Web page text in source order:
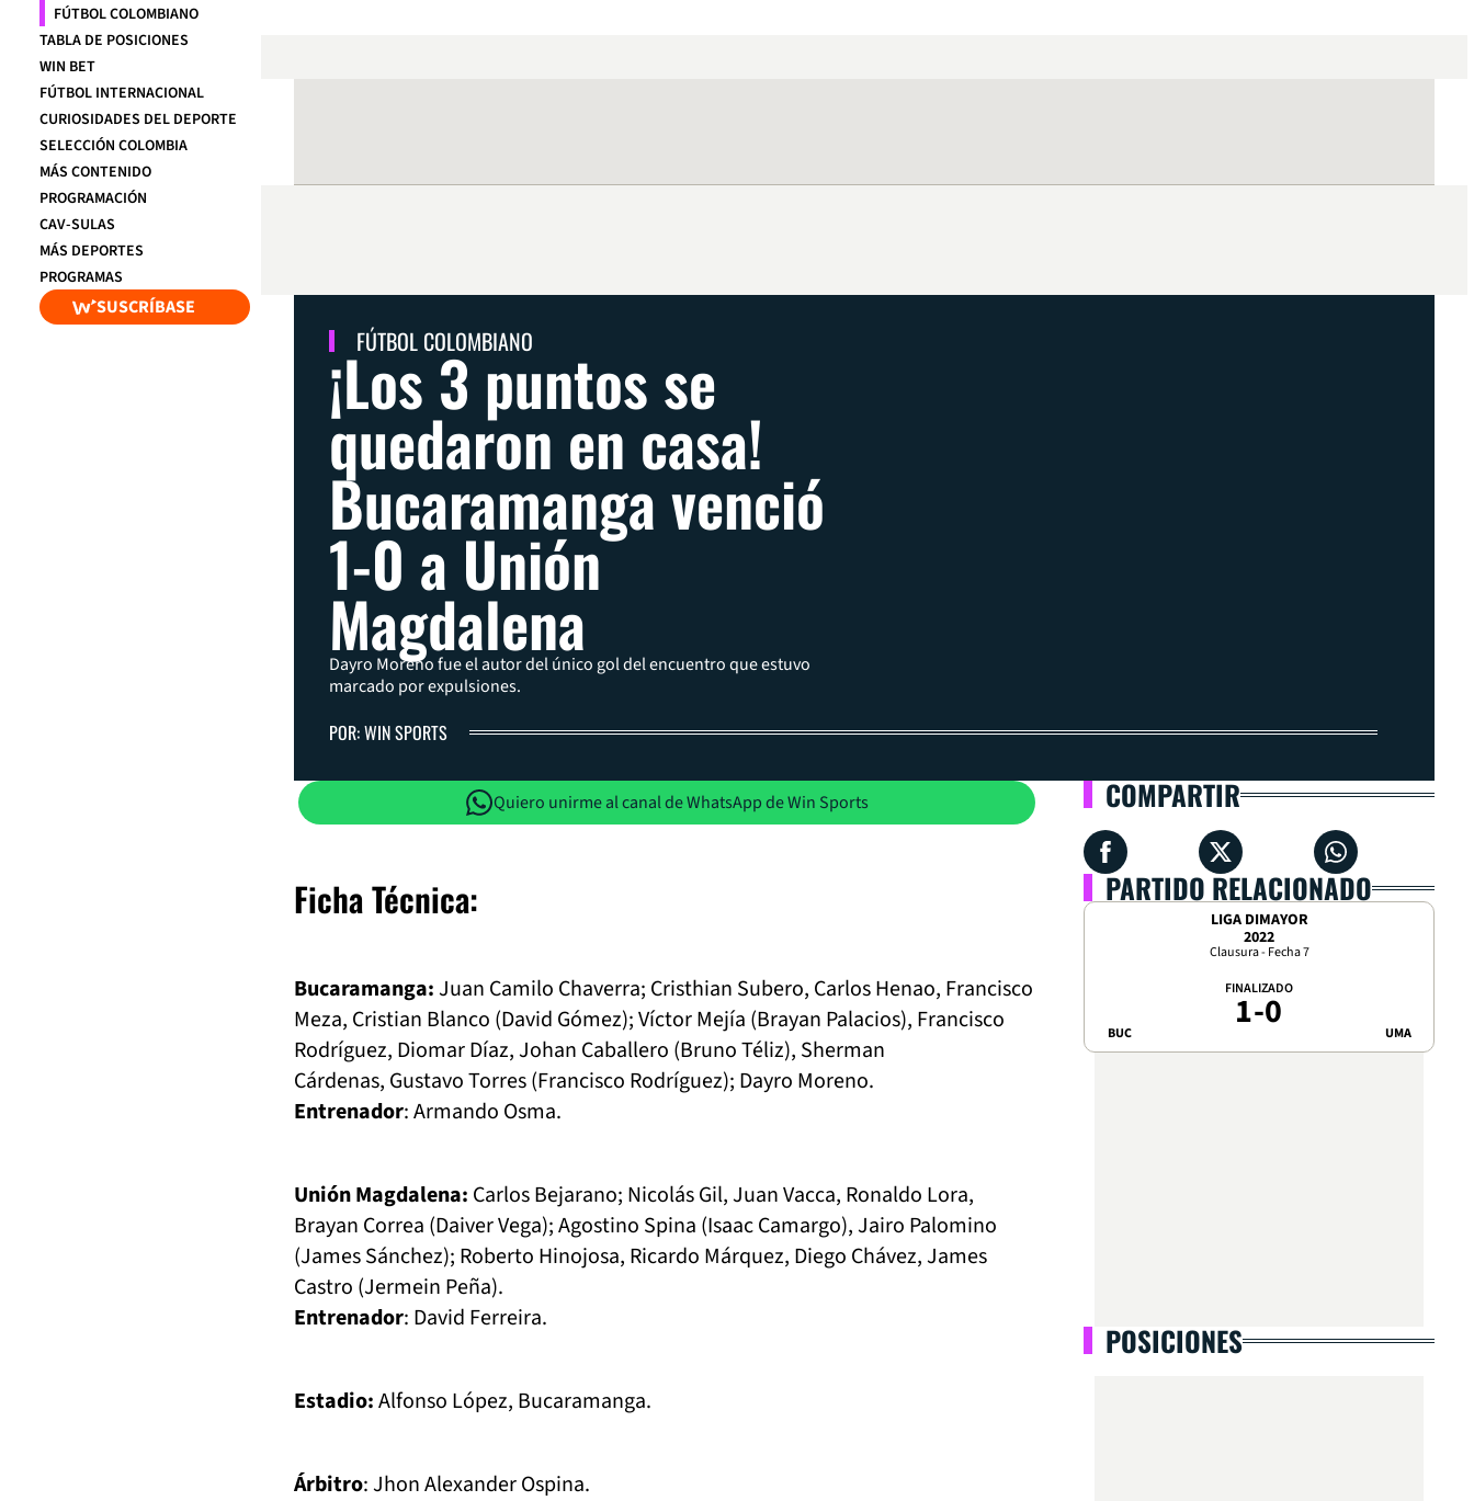
FÚTBOL COLOMBIANO
TABLA DE POSICIONES
WIN BET
FÚTBOL INTERNACIONAL
CURIOSIDADES DEL DEPORTE
SELECCIÓN COLOMBIA
MÁS CONTENIDO
PROGRAMACIÓN
CAV-SULAS
MÁS DEPORTES
PROGRAMAS
SUSCRÍBASE
FÚTBOL COLOMBIANO
¡Los 3 puntos se
quedaron en casa!
Bucaramanga venció
1-0 a Unión
Magdalena
Dayro Moreno fue el autor del único gol del encuentro que estuvo
marcado por expulsiones.
POR: WIN SPORTS
Quiero unirme al canal de WhatsApp de Win Sports
Ficha Técnica:
Bucaramanga:Juan Camilo Chaverra; Cristhian Subero, Carlos Henao, Francisco
Meza, Cristian Blanco (David Gómez); Víctor Mejía (Brayan Palacios), Francisco
Rodríguez, Diomar Díaz, Johan Caballero (Bruno Téliz), Sherman
Cárdenas, Gustavo Torres (Francisco Rodríguez); Dayro Moreno.
Entrenador: Armando Osma.
Unión Magdalena: Carlos Bejarano; Nicolás Gil, Juan Vacca, Ronaldo Lora,
Brayan Correa (Daiver Vega); Agostino Spina (Isaac Camargo), Jairo Palomino
(James Sánchez); Roberto Hinojosa, Ricardo Márquez, Diego Chávez, James
Castro (Jermein Peña).
Entrenador: David Ferreira.
Estadio:Alfonso López, Bucaramanga.
Árbitro: Jhon Alexander Ospina.
COMPARTIR
PARTIDO RELACIONADO
LIGA DIMAYOR
2022
Clausura - Fecha 7
BUC
FINALIZADO
1-0 UMA
POSICIONES